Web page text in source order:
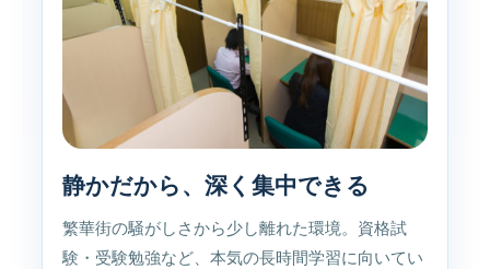
静かだから、深く集中できる
繁華街の騒がしさから少し離れた環境。資格試
験・受験勉強など、本気の長時間学習に向いてい